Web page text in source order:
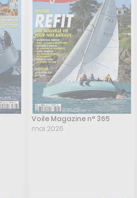
Voile Magazine n° 365
mai 2026